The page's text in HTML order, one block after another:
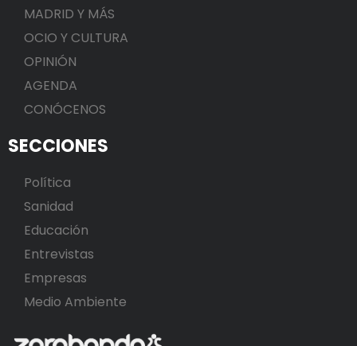
MADRID Y MÁS
OCIO Y CULTURA
OPINIÓN
AGENDA
CONÓCENOS
SECCIONES
Política
Sanidad
Educación
Entrevistas
Empresas
Medio Ambiente